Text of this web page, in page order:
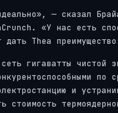
— сказал
«У нас есть
Thea
гигаватты чистой
по
и
стоимость